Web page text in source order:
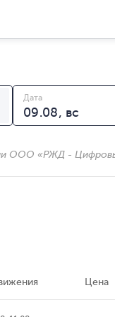
Дата
ООО «РЖД -
Цена